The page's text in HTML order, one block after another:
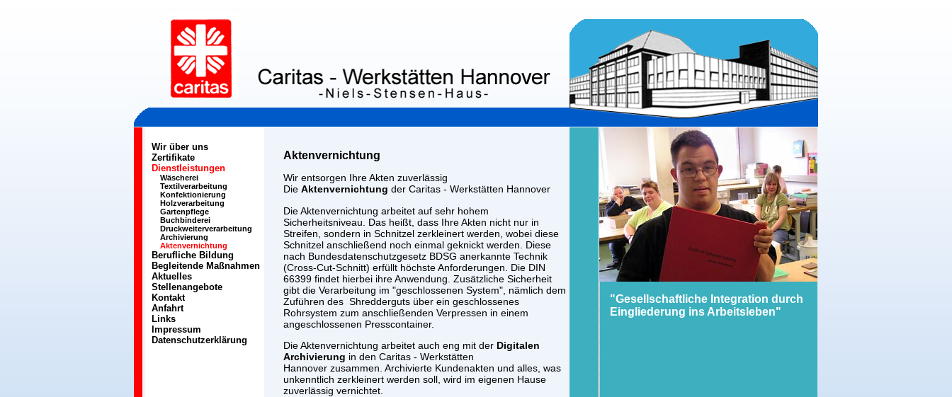
Wir über uns
Zertifikate
Dienstleistungen
Wäscherei
Textilverarbeitung
Konfektionierung
Holzverarbeitung
Gartenpflege
Buchbinderei
Druckweiterverarbeitung
Archivierung
Aktenvernichtung
Berufliche Bildung
Begleitende Maßnahmen
Aktuelles
Stellenangebote
Kontakt
Anfahrt
Links
Impressum
Datenschutzerklärung
Aktenvernichtung
Wir entsorgen Ihre Akten zuverlässig
Die Aktenvernichtung der Caritas - Werkstätten Hannover
Die Aktenvernichtung arbeitet auf sehr hohem
Sicherheitsniveau. Das heißt, dass Ihre Akten nicht nur in
Streifen, sondern in Schnitzel zerkleinert werden, wobei diese
Schnitzel anschließend noch einmal geknickt werden. Diese
nach Bundesdatenschutzgesetz BDSG anerkannte Technik
(Cross-Cut-Schnitt) erfüllt höchste Anforderungen. Die DIN
66399 findet hierbei ihre Anwendung. Zusätzliche Sicherheit
gibt die Verarbeitung im "geschlossenen System", nämlich dem
Zuführen des Shredderguts über ein geschlossenes
Rohrsystem zum anschließenden Verpressen in einem
angeschlossenen Presscontainer.
Die Aktenvernichtung arbeitet auch eng mit der Digitalen
Archivierung in den Caritas - Werkstätten
Hannover zusammen. Archivierte Kundenakten und alles, was
unkenntlich zerkleinert werden soll, wird im eigenen Hause
zuverlässig vernichtet.
"Gesellschaftliche Integration durch
Eingliederung ins Arbeitsleben"